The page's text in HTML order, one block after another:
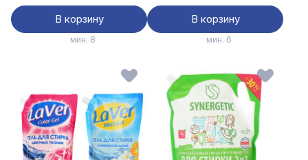
В корзину
мин. 8
В корзину
мин. 6